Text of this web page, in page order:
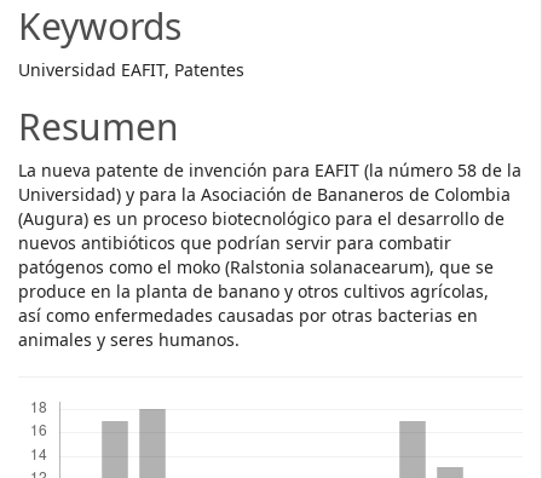
Keywords
Universidad EAFIT, Patentes
Resumen
La nueva patente de invención para EAFIT (la número 58 de la
Universidad) y para la Asociación de Bananeros de Colombia
(Augura) es un proceso biotecnológico para el desarrollo de
nuevos antibióticos que podrían servir para combatir
patógenos como el moko (Ralstonia solanacearum), que se
produce en la planta de banano y otros cultivos agrícolas,
así como enfermedades causadas por otras bacterias en
animales y seres humanos.